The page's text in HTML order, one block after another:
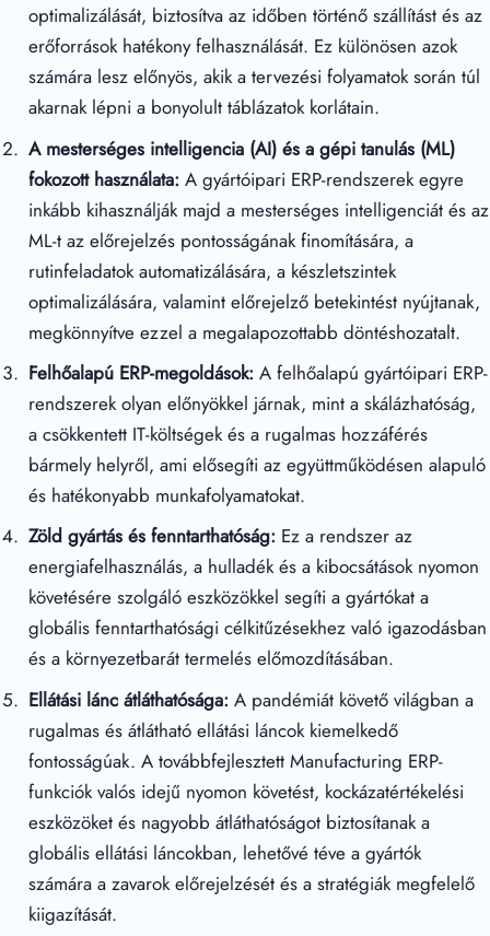
optimalizálását, biztosítva az időben történő szállítást és az
erőforrások hatékony felhasználását. Ez különösen azok
számára lesz előnyös, akik a tervezési folyamatok során túl
akarnak lépni a bonyolult táblázatok korlátain.
A mesterséges intelligencia (AI) és a gépi tanulás (ML)
fokozott használata: A gyártóipari ERP-rendszerek egyre
inkább kihasználják majd a mesterséges intelligenciát és az
ML-t az előrejelzés pontosságának finomítására, a
rutinfeladatok automatizálására, a készletszintek
optimalizálására, valamint előrejelző betekintést nyújtanak,
megkönnyítve ezzel a megalapozottabb döntéshozatalt.
Felhőalapú ERP-megoldások: A felhőalapú gyártóipari ERP-
rendszerek olyan előnyökkel járnak, mint a skálázhatóság,
a csökkentett IT-költségek és a rugalmas hozzáférés
bármely helyről, ami elősegíti az együttműködésen alapuló
és hatékonyabb munkafolyamatokat.
Zöld gyártás és fenntarthatóság: Ez a rendszer az
energiafelhasználás, a hulladék és a kibocsátások nyomon
követésére szolgáló eszközökkel segíti a gyártókat a
globális fenntarthatósági célkitűzésekhez való igazodásban
és a környezetbarát termelés előmozdításában.
Ellátási lánc átláthatósága: A pandémiát követő világban a
rugalmas és átlátható ellátási láncok kiemelkedő
fontosságúak. A továbbfejlesztett Manufacturing ERP-
funkciók valós idejű nyomon követést, kockázatértékelési
eszközöket és nagyobb átláthatóságot biztosítanak a
globális ellátási láncokban, lehetővé téve a gyártók
számára a zavarok előrejelzését és a stratégiák megfelelő
kiigazítását.